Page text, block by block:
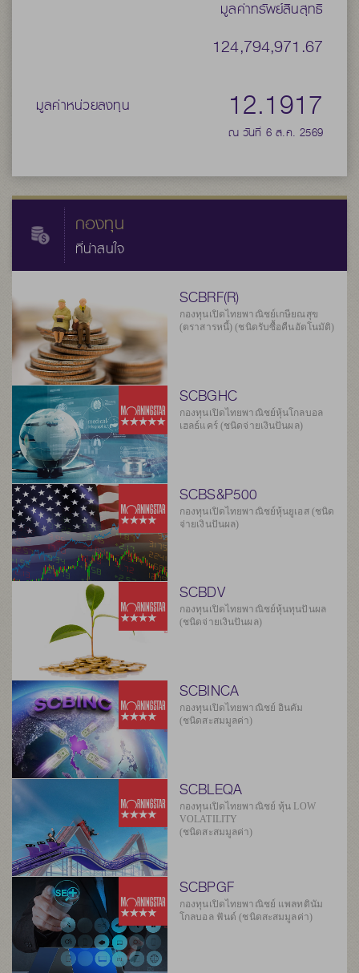
มูลค่าทรัพย์สินสุทธิ
124,794,971.67
มูลค่าหน่วยลงทุน 12.1917
ณ วันที่ 6 ส.ค. 2569
กองทุน
ที่น่าสนใจ
SCBRF(R)
กองทุนเปิดไทยพาณิชย์เกษียณสุข
(ตราสารหนี้) (ชนิดรับซื้อคืนอัตโนมัติ)
SCBGHC
กองทุนเปิดไทยพาณิชย์หุ้นโกลบอล
เฮลธ์แคร์ (ชนิดจ่ายเงินปันผล)
SCBS&P500
กองทุนเปิดไทยพาณิชย์หุ้นยูเอส (ชนิด
จ่ายเงินปันผล)
SCBDV
กองทุนเปิดไทยพาณิชย์หุ้นทุนปันผล
(ชนิดจ่ายเงินปันผล)
SCBINCA
กองทุนเปิดไทยพาณิชย์ อินคัม
(ชนิดสะสมมูลค่า)
SCBLEQA
กองทุนเปิดไทยพาณิชย์ หุ้น LOW
VOLATILITY
(ชนิดสะสมมูลค่า)
SCBPGF
กองทุนเปิดไทยพาณิชย์ แพลทตินัม
โกลบอล ฟันด์ (ชนิดสะสมมูลค่า)